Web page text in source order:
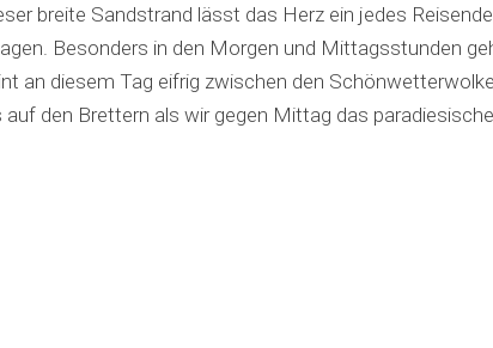
breite Sandstrand lässt das Herz ein jedes
Besonders in den Morgen und Mittagsstunden
an diesem Tag eifrig zwischen den
den Brettern als wir gegen Mittag das